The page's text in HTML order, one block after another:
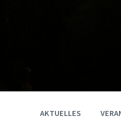
AKTUELLES